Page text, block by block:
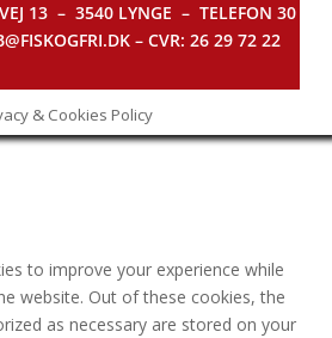
13 – 3540 LYNGE – TELEFON 30
– CVR: 26 29 72 22
& Cookies Policy
to improve your experience while
website. Out of these cookies, the
as necessary are stored on your